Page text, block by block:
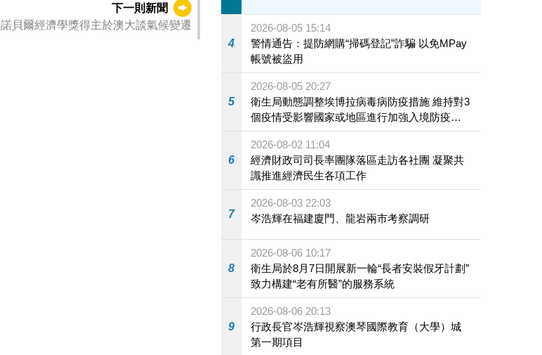
下一則新聞
諾貝爾經濟學獎得主於澳大談氣候變遷
4
2026-08-05 15:14
警情通告：提防網購“掃碼登記”詐騙 以免MPay
帳號被盜用
5
2026-08-05 20:27
衛生局動態調整埃博拉病毒病防疫措施 維持對3
個疫情受影響國家或地區進行加強入境防疫措
施
6
2026-08-02 11:04
經濟財政司司長率團隊落區走訪各社團 凝聚共
識推進經濟民生各項工作
7
2026-08-03 22:03
岑浩輝在福建廈門、龍岩兩市考察調研
8
2026-08-06 10:17
衛生局於8月7日開展新一輪“長者安裝假牙計劃”
致力構建“老有所醫”的服務系統
9
2026-08-06 20:13
行政長官岑浩輝視察澳琴國際教育（大學）城
第一期項目